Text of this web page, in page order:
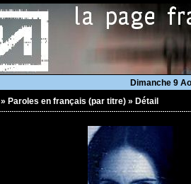
Dimanche 9
» Paroles en français (par titre) » Détail